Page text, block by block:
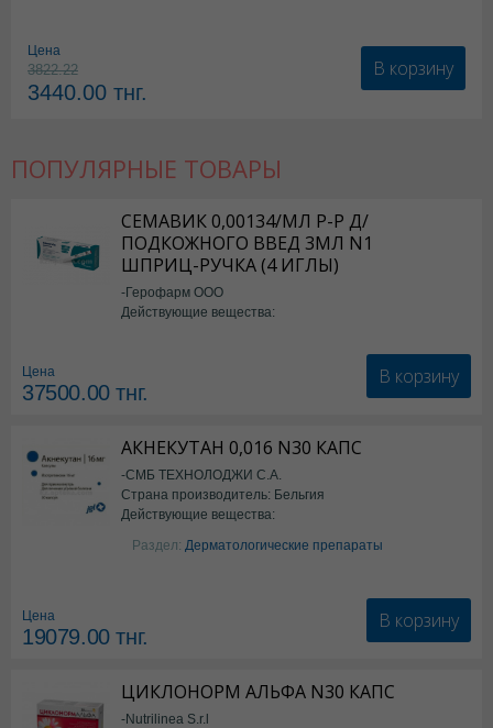
Цена
3822.22
3440.00 тнг.
В корзину
ПОПУЛЯРНЫЕ ТОВАРЫ
СЕМАВИК 0,00134/МЛ Р-Р Д/
ПОДКОЖНОГО ВВЕД 3МЛ N1
ШПРИЦ-РУЧКА (4 ИГЛЫ)
-Герофарм ООО
Действующие вещества:
Цена
37500.00тнг.
В корзину
АКНЕКУТАН 0,016 N30 КАПС
-СМБ ТЕХНОЛОДЖИ С.А.
Страна производитель: Бельгия
Действующие вещества:
Изотретиноин
Раздел: Дерматологические препараты
Цена
19079.00тнг.
В корзину
ЦИКЛОНОРМ АЛЬФА N30 КАПС
-Nutrilinea S.r.l